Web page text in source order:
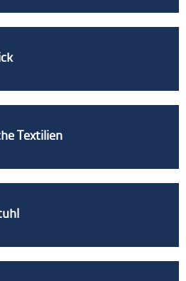
Textilien